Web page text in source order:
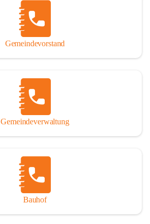
Gemeindevorstand
Gemeindeverwaltung
Bauhof